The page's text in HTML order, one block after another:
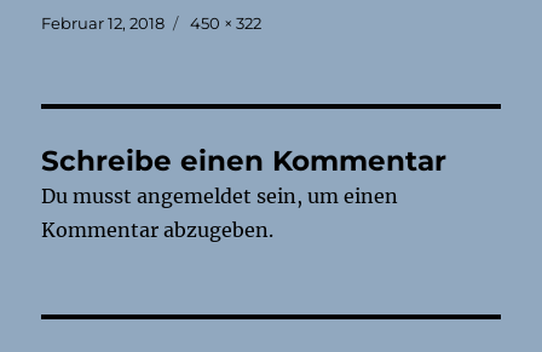
Veröffentlicht
Februar 12, 2018 Originalgröße
450 × 322
Schreibe einen Kommentar
Du musstangemeldet sein, um einen
Kommentar abzugeben.